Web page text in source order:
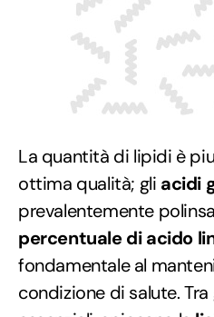
La quantità di lipidi è
ottima qualità; gli acidi
prevalentemente
percentuale di acido
fondamentale al
condizione di salute.